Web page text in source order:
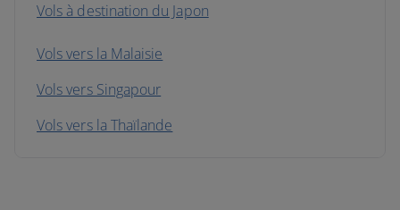
Vols à destination du Japon
Vols vers la Malaisie
Vols vers Singapour
Vols vers la Thaïlande